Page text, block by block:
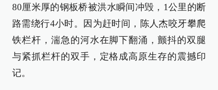
80厘米厚的钢板桥被洪水瞬间冲毁，1公里的断
路需绕行4小时。因为赶时间，陈人杰咬牙攀爬
铁栏杆，湍急的河水在脚下翻涌，颤抖的双腿
与紧抓栏杆的双手，定格成高原生存的震撼印
记。